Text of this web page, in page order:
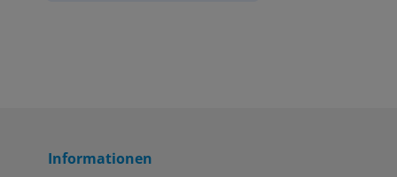
Informationen